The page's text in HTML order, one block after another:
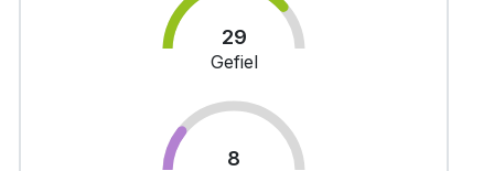
29
Gefiel
8